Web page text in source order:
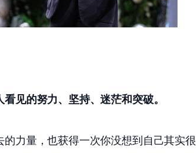
看见的努力、坚持、迷茫和突破。
力量，也获得一次你没想到自己其实很